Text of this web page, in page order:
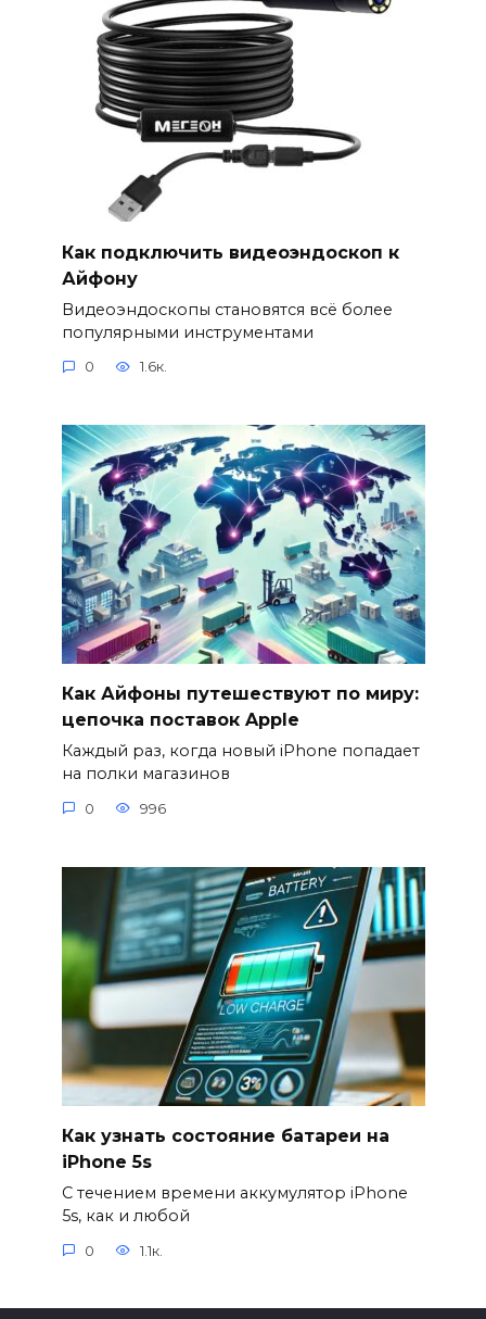
Как подключить видеоэндоскоп к
Айфону
Видеоэндоскопы становятся всё более
популярными инструментами
0 1.6к.
Как Айфоны путешествуют по миру:
цепочка поставок Apple
Каждый раз, когда новый iPhone попадает
на полки магазинов
0 996
Как узнать состояние батареи на
iPhone 5s
С течением времени аккумулятор iPhone
5s, как и любой
0 1.1к.